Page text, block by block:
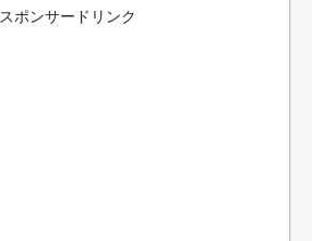
スポンサードリンク